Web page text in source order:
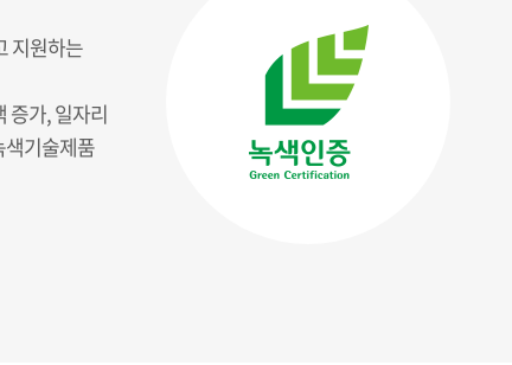
지원하는
증가, 일자리
색기술제품